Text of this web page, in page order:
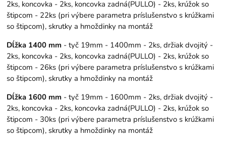
2ks, koncovka - 2ks, koncovka zadná(PULLO) - 2ks, krúžok so
štipcom - 22ks (pri výbere parametra príslušenstvo s krúžkami
so štipcom), skrutky a hmoždinky na montáž
Dĺžka 1400 mm - tyč 19mm - 1400mm - 2ks, držiak dvojitý -
2ks, koncovka - 2ks, koncovka zadná(PULLO) - 2ks, krúžok so
štipcom - 26ks (pri výbere parametra príslušenstvo s krúžkami
so štipcom), skrutky a hmoždinky na montáž
Dĺžka 1600 mm - tyč 19mm - 1600mm - 2ks, držiak dvojitý -
2ks, koncovka - 2ks, koncovka zadná(PULLO) - 2ks, krúžok so
štipcom - 30ks (pri výbere parametra príslušenstvo s krúžkami
so štipcom), skrutky a hmoždinky na montáž